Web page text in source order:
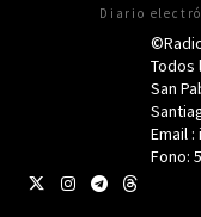
Diario
Todos
San
Email
Fono: